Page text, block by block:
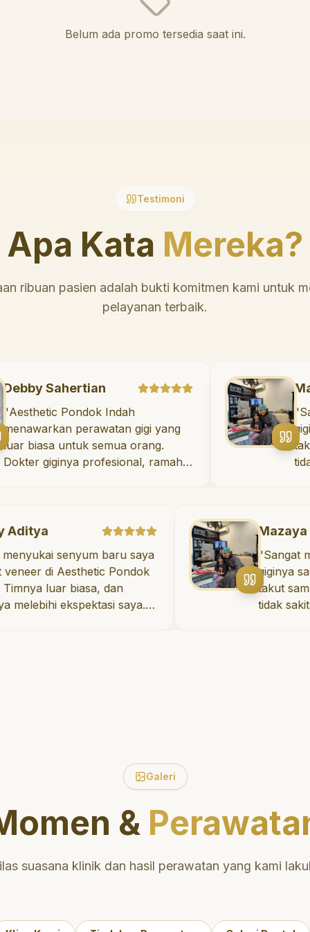
Belum ada promo tersedia saat ini.
Testimoni
Apa Kata Mereka?
ribuan pasien adalah bukti komitmen kami untuk
pelayanan terbaik.
Debby Sahertian
"Aesthetic Pondok Indah
menawarkan perawatan gigi yang
luar biasa untuk semua orang.
Dokter giginya profesional, ramah,
Klinik ini terletak di daerah yang
strategis, sehingga nyaman untuk
dikunjungi. Sangat
direkomendasikan untuk perawatan
gigi yang nyaman dan berkualitas!"
senyum baru saya
Aesthetic Pondok
biasa, dan
ekspektasi saya.
Mazaya Mania
"Sangat
giginya sangat
takut sama
tidak sakit, dan
Galeri
&
suasana klinik dan hasil perawatan yang kami